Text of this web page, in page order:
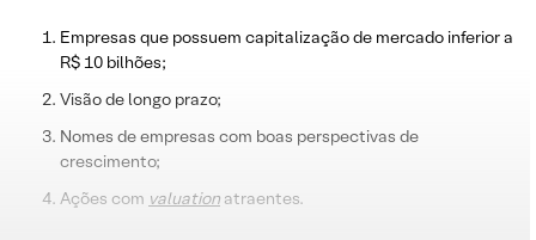
Empresas que possuem capitalização de mercado inferior a
R$ 10 bilhões;
Visão de longo prazo;
Nomes de empresas com boas perspectivas de
crescimento;
Ações com valuation atraentes.